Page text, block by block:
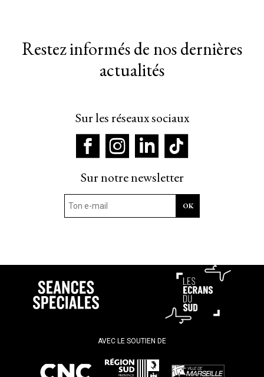
Restez informés de nos dernières
actualités
Sur les réseaux sociaux
Sur notre newsletter
AVEC LE SOUTIEN DE